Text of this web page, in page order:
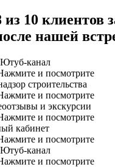
10 клиентов
нашей
Ютуб-канал
и посмотрите
строительства
и посмотрите
и экскурсии
и посмотрите
кабинет
и посмотрите
Ютуб-канал
и посмотрите